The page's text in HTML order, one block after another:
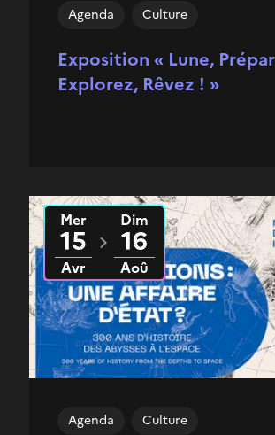
Exposition « Lune,
Explorez, Rêvez ! »
Agenda Culture
Agenda Culture
Du
Mer
15
Avr
2026 au
Dim
16
Aoû
2026